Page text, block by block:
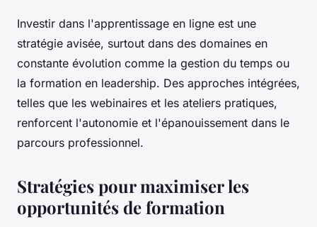
Investir dans l'apprentissage en ligne est une
stratégie avisée, surtout dans des domaines en
constante évolution comme la gestion du temps ou
la formation en leadership. Des approches intégrées,
telles que les webinaires et les ateliers pratiques,
renforcent l'autonomie et l'épanouissement dans le
parcours professionnel.
Stratégies pour maximiser les
opportunités de formation